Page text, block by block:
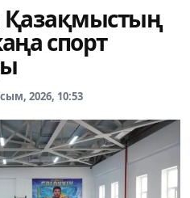
спорт
2026, 10:53